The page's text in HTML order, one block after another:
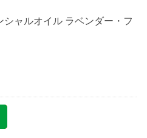
シャルオイル ラベンダー・フ